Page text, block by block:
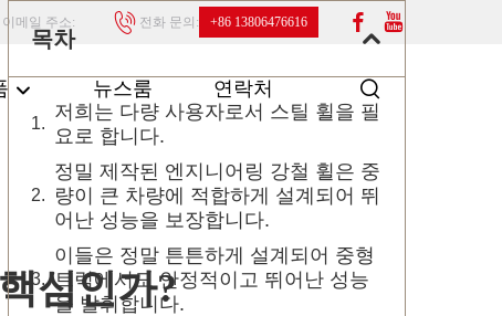
이메일 주소: 전화 문의: +86 13806476616
뉴스룸 연락처
심인가?
목차
저희는 다량 사용자로서 스틸 휠을 필
요로 합니다.
정밀 제작된 엔지니어링 강철 휠은 중
량이 큰 차량에 적합하게 설계되어 뛰
어난 성능을 보장합니다.
이들은 정말 튼튼하게 설계되어 중형
트럭에서도 안정적이고 뛰어난 성능
을 발휘합니다.